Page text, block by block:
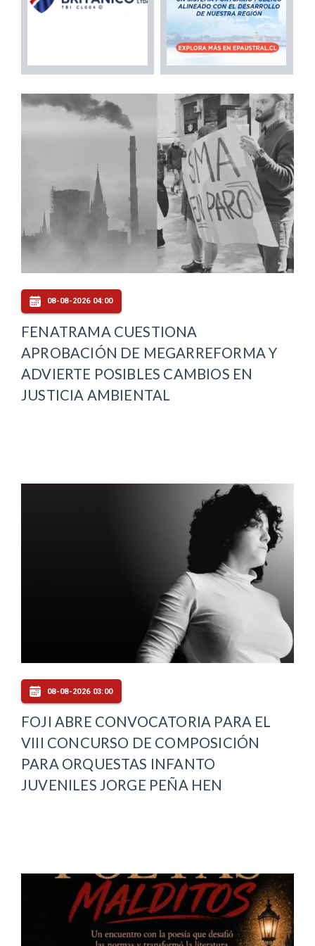
08-08-2026 04:00
FENATRAMA CUESTIONA
APROBACIÓN DE MEGARREFORMA Y
ADVIERTE POSIBLES CAMBIOS EN
JUSTICIA AMBIENTAL
08-08-2026 03:00
FOJI ABRE CONVOCATORIA PARA EL
VIII CONCURSO DE COMPOSICIÓN
PARA ORQUESTAS INFANTO
JUVENILES JORGE PEÑA HEN